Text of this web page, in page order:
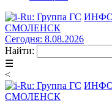
СМОЛЕНСК
Сегодня: 8.08.2026
Найти:
☰
<
СМОЛЕНСК